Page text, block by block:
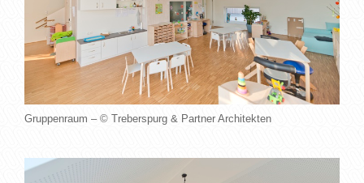
Gruppenraum – © Treberspurg & Partner Architekten